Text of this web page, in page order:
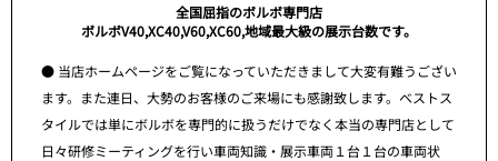
全国屈指のボルボ専門店
ボルボV40,XC40,V60,XC60,地域最大級の展示台数です。
● 当店ホームページをご覧になっていただきまして大変有難うござい
ます。また連日、大勢のお客様のご来場にも感謝致します。ベストス
タイルでは単にボルボを専門的に扱うだけでなく本当の専門店として
日々研修ミーティングを行い車両知識・展示車両１台１台の車両状